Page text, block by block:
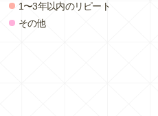
1〜3年以内のリピート
その他